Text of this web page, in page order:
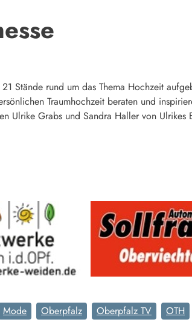
Stände rund um das Thema Hochzeit
Traumhochzeit beraten und
Ulrike Grabs und Sandra Haller von Ulrikes
Mode Oberpfalz Oberpfalz TV OTH